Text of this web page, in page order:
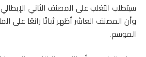
سيتطلب التغلب على المصنف الثاني
وأن المصنف العاشر أظهر ثباتًا رائعًا على
الموسم.